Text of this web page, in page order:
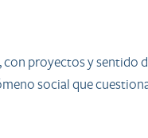
con proyectos y sentido
social que